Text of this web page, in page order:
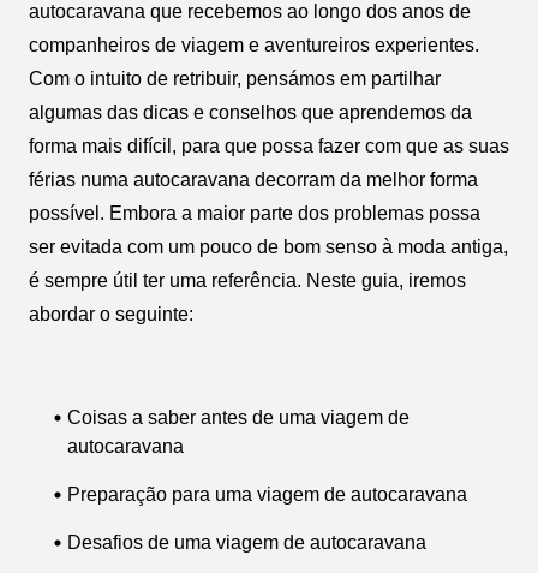
autocaravana que recebemos ao longo dos anos de
companheiros de viagem e aventureiros experientes.
Com o intuito de retribuir, pensámos em partilhar
algumas das dicas e conselhos que aprendemos da
forma mais difícil, para que possa fazer com que as suas
férias numa autocaravana decorram da melhor forma
possível. Embora a maior parte dos problemas possa
ser evitada com um pouco de bom senso à moda antiga,
é sempre útil ter uma referência. Neste guia, iremos
abordar o seguinte:
Coisas a saber antes de uma viagem de
autocaravana
Preparação para uma viagem de autocaravana
Desafios de uma viagem de autocaravana